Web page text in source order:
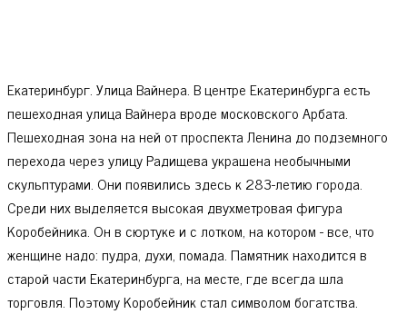
Екатеринбург. Улица Вайнера. В центре Екатеринбурга есть
пешеходная улица Вайнера вроде московского Арбата.
Пешеходная зона на ней от проспекта Ленина до подземного
перехода через улицу Радищева украшена необычными
скульптурами. Они появились здесь к 283-летию города.
Среди них выделяется высокая двухметровая фигура
Коробейника. Он в сюртуке и с лотком, на котором - все, что
женщине надо: пудра, духи, помада. Памятник находится в
старой части Екатеринбурга, на месте, где всегда шла
торговля. Поэтому Коробейник стал символом богатства.